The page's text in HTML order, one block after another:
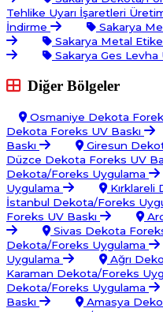
Tehlike Uyarı İşaretleri
İndirme
Sakarya
Sakarya Metal
Sakarya Ges Levha
Diğer Bölgeler
Osmaniye Dekota
Dekota Foreks UV Baskı
Baskı
Giresun
Düzce Dekota Foreks UV
Dekota/Foreks Uygulama
Uygulama
Kırklareli
İstanbul Dekota/Foreks
Foreks UV Baskı
Sivas Dekota
Dekota/Foreks Uygulama
Uygulama
Ağrı
Karaman Dekota/Foreks
Dekota/Foreks Uygulama
Baskı
Amasya